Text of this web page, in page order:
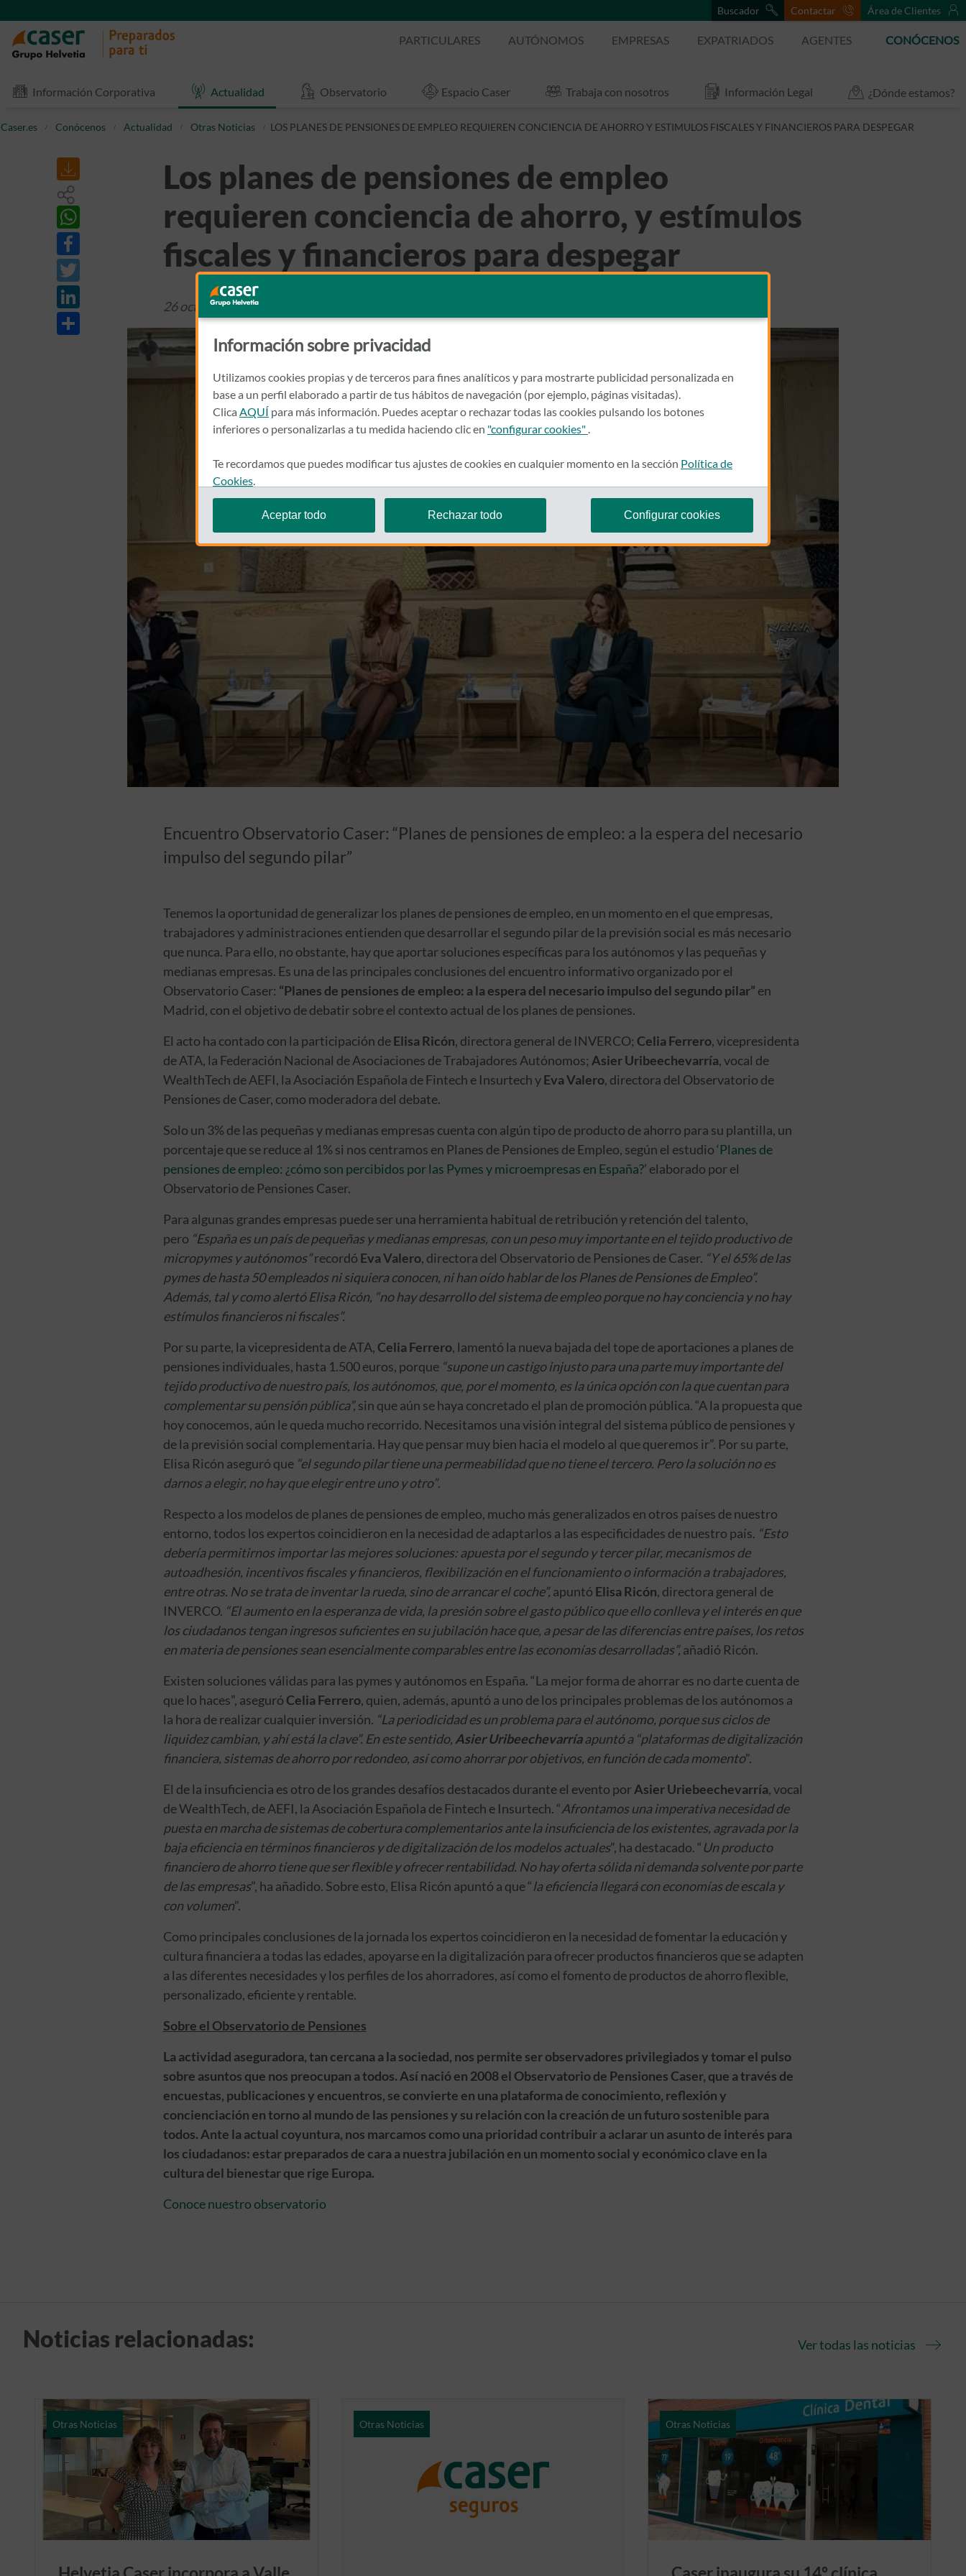
Buscador Contactar Área de Clientes
PARTICULARES AUTÓNOMOS EMPRESAS EXPATRIADOS AGENTES CONÓCENOS
Información Corporativa Actualidad Observatorio Espacio Caser Trabaja con nosotros Información Legal ¿Dónde estamos?
Caser.es Conócenos Actualidad Otras Noticias LOS PLANES DE PENSIONES DE EMPLEO REQUIEREN CONCIENCIA DE AHORRO Y ESTIMULOS FISCALES Y FINANCIEROS PARA DESPEGAR
Los planes de pensiones de empleo
requieren conciencia de ahorro, y estímulos
fiscales y financieros para despegar
26 octubre 2021Otras Noticias
Encuentro Observatorio Caser: “Planes de pensiones de empleo: a la espera del necesario
impulso del segundo pilar”
Tenemos la oportunidad de generalizar los planes de pensiones de empleo, en un momento en el que empresas,
trabajadores y administraciones entienden que desarrollar el segundo pilar de la previsión social es más necesario
que nunca. Para ello, no obstante, hay que aportar soluciones específicas para los autónomos y las pequeñas y
medianas empresas. Es una de las principales conclusiones del encuentro informativo organizado por el
Observatorio Caser: “Planes de pensiones de empleo: a la espera del necesario impulso del segundo pilar” en
Madrid, con el objetivo de debatir sobre el contexto actual de los planes de pensiones.
El acto ha contado con la participación deElisa Ricón, directora general de INVERCO; Celia Ferrero, vicepresidenta
de ATA, la Federación Nacional de Asociaciones de Trabajadores Autónomos; Asier Uribeechevarría, vocal de
WealthTech de AEFI, la Asociación Española de Fintech e Insurtech yEva Valero, directora del Observatorio de
Pensiones de Caser, como moderadora del debate.
Solo un 3% de las pequeñas y medianas empresas cuenta con algún tipo de producto de ahorro para su plantilla, un
porcentaje que se reduce al 1% si nos centramos en Planes de Pensiones de Empleo, según el estudio‘Planes de
pensiones de empleo: ¿cómo son percibidos por las Pymes y microempresas en España?’ elaborado por el
Observatorio de Pensiones Caser.
Para algunas grandes empresas puede ser una herramienta habitual de retribución y retención del talento,
pero “España es un país de pequeñas y medianas empresas, con un peso muy importante en el tejido productivo de
micropymes y autónomos”recordó Eva Valero, directora del Observatorio de Pensiones de Caser. “Y el 65% de las
pymes de hasta 50 empleados ni siquiera conocen, ni han oído hablar de los Planes de Pensiones de Empleo”.
Además, tal y como alertó Elisa Ricón, “no hay desarrollo del sistema de empleo porque no hay conciencia y no hay
estímulos financieros ni fiscales”.
Por su parte, la vicepresidenta de ATA, Celia Ferrero, lamentó la nueva bajada del tope de aportaciones a planes de
pensiones individuales, hasta 1.500 euros, porque “supone un castigo injusto para una parte muy importante del
tejido productivo de nuestro país, los autónomos, que, por el momento, es la única opción con la que cuentan para
complementar su pensión pública”,sin que aún se haya concretado el plan de promoción pública. “A la propuesta que
hoy conocemos, aún le queda mucho recorrido. Necesitamos una visión integral del sistema público de pensiones y
de la previsión social complementaria. Hay que pensar muy bien hacia el modelo al que queremos ir”. Por su parte,
Elisa Ricón aseguró que “el segundo pilar tiene una permeabilidad que no tiene el tercero. Pero la solución no es
darnos a elegir, no hay que elegir entre uno y otro”.
Respecto a los modelos de planes de pensiones de empleo, mucho más generalizados en otros países de nuestro
entorno, todos los expertos coincidieron en la necesidad de adaptarlos a las especificidades de nuestro país. “Esto
debería permitirnos importar las mejores soluciones: apuesta por el segundo y tercer pilar, mecanismos de
autoadhesión, incentivos fiscales y financieros, flexibilización en el funcionamiento o información a trabajadores,
entre otras. No se trata de inventar la rueda, sino de arrancar el coche”,apuntó Elisa Ricón, directora general de
INVERCO. “El aumento en la esperanza de vida, la presión sobre el gasto público que ello conlleva y el interés en que
los ciudadanos tengan ingresos suficientes en su jubilación hace que, a pesar de las diferencias entre países, los retos
en materia de pensiones sean esencialmente comparables entre las economías desarrolladas”,añadió Ricón.
Existen soluciones válidas para las pymes y autónomos en España. “La mejor forma de ahorrar es no darte cuenta de
que lo haces”, aseguró Celia Ferrero, quien, además, apuntó a uno de los principales problemas de los autónomos a
la hora de realizar cualquier inversión. “La periodicidad es un problema para el autónomo, porque sus ciclos de
liquidez cambian, y ahí está la clave”. En este sentido, Asier Uribeechevarríaapuntó a “plataformas de digitalización
financiera, sistemas de ahorro por redondeo, así como ahorrar por objetivos, en función de cada momento”.
El de la insuficiencia es otro de los grandes desafíos destacados durante el evento porAsier Uriebeechevarría, vocal
de WealthTech, de AEFI, la Asociación Española de Fintech e Insurtech. “Afrontamos una imperativa necesidad de
puesta en marcha de sistemas de cobertura complementarios ante la insuficiencia de los existentes, agravada por la
baja eficiencia en términos financieros y de digitalización de los modelos actuales”, ha destacado. “Un producto
financiero de ahorro tiene que ser flexible y ofrecer rentabilidad. No hay oferta sólida ni demanda solvente por parte
de las empresas”, ha añadido. Sobre esto, Elisa Ricón apuntó a que “la eficiencia llegará con economías de escala y
con volumen”.
Como principales conclusiones de la jornada los expertos coincidieron en la necesidad de fomentar la educación y
cultura financiera a todas las edades, apoyarse en la digitalización para ofrecer productos financieros que se adapten
a las diferentes necesidades y los perfiles de los ahorradores, así como el fomento de productos de ahorro flexible,
personalizado, eficiente y rentable.
Sobre el Observatorio de Pensiones
La actividad aseguradora, tan cercana a la sociedad, nos permite ser observadores privilegiados y tomar el pulso
sobre asuntos que nos preocupan a todos. Así nació en 2008 el Observatorio de Pensiones Caser, que a través de
encuestas, publicaciones y encuentros, se convierte en una plataforma de conocimiento, reflexión y
concienciación en torno al mundo de las pensiones y su relación con la creación de un futuro sostenible para
todos. Ante la actual coyuntura, nos marcamos como una prioridad contribuir a aclarar un asunto de interés para
los ciudadanos: estar preparados de cara a nuestra jubilación en un momento social y económico clave en la
cultura del bienestar que rige Europa.
Conoce nuestro observatorio
Noticias relacionadas: Ver todas las noticias
Otras Noticias Otras Noticias Otras Noticias
Información sobre privacidad
Utilizamos cookies propias y de terceros para fines analíticos y para mostrarte publicidad personalizada en
base a un perfil elaborado a partir de tus hábitos de navegación (por ejemplo, páginas visitadas).
Clica AQUÍ para más información. Puedes aceptar o rechazar todas las cookies pulsando los botones
inferiores o personalizarlas a tu medida haciendo clic en "configurar cookies" .
Te recordamos que puedes modificar tus ajustes de cookies en cualquier momento en la sección Política de
Cookies.
Aceptar todo Rechazar todo Configurar cookies